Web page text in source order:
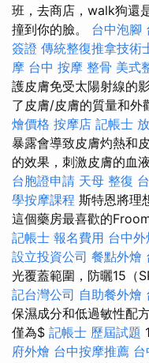
班，去商店，walk狗還
撞到你的臉。 台中泡腳
簽證 傳統整復推拿技術
摩 台中 按摩 整骨 美式
護皮膚免受太陽射線的
了皮膚/皮膚的質量和外
燴價格 按摩店 記帳士
暴露會導致皮膚灼熱和
的效果，刺激皮膚的血
台胞證申請 天母 整復
學按摩課程 斯特恩將理
這個藥房最喜歡的
記帳士 報名費用 台中外
設立投資公司 餐點外燴
光覆蓋範圍，防曬15（
記台灣公司 自助餐外燴
保濕成分和低過敏性配
僅為$ 記帳士 歷屆試題
府外燴 台中按摩推薦